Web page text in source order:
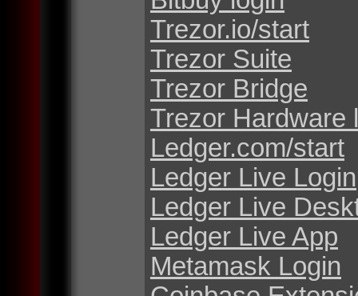
Trezor.io/start
Trezor Suite
Trezor Bridge
Trezor Hardware
Ledger.com/start
Ledger Live Login
Ledger Live
Ledger Live App
Metamask Login